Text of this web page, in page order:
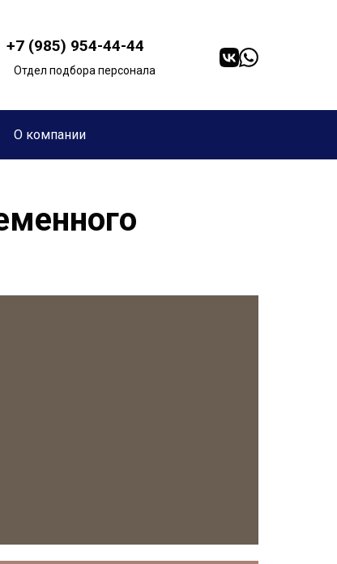
+7 (985) 954-44-44
Отдел подбора персонала
О компании